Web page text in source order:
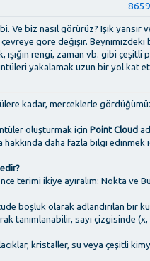
Ve biz nasıl görürüz? Işık
çevreye göre değişir.
ışığın rengi, zaman vb. gibi
yakalamak uzun bir yol kat
kadar, merceklerle
oluşturmak için Point Cloud
hakkında daha fazla bilgi edinmek
terimi ikiye ayıralım: Nokta ve
boşluk olarak adlandırılan bir
tanımlanabilir, sayı çizgisinde
kristaller, su veya çeşitli